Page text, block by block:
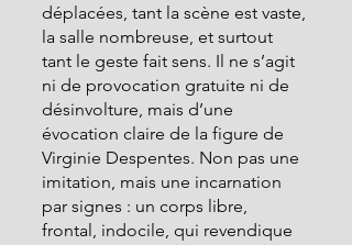
déplacées, tant la scène est vaste,
la salle nombreuse, et surtout
tant le geste fait sens. Il ne s’agit
ni de provocation gratuite ni de
désinvolture, mais d’une
évocation claire de la figure de
Virginie Despentes. Non pas une
imitation, mais une incarnation
par signes : un corps libre,
frontal, indocile, qui revendique